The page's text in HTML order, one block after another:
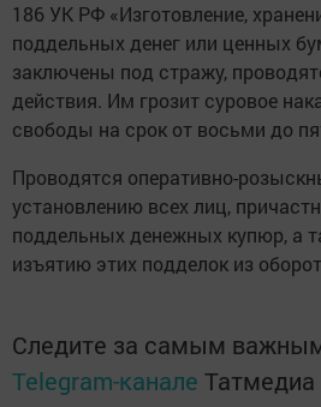
186 УК РФ «Изготовление,
поддельных денег или ценных
заключены под стражу,
действия. Им грозит суровое
свободы на срок от восьми до
Проводятся оперативно-
установлению всех лиц,
поддельных денежных купюр, а
изъятию этих подделок из
Следите за самым
Telegram-канале Татмедиа